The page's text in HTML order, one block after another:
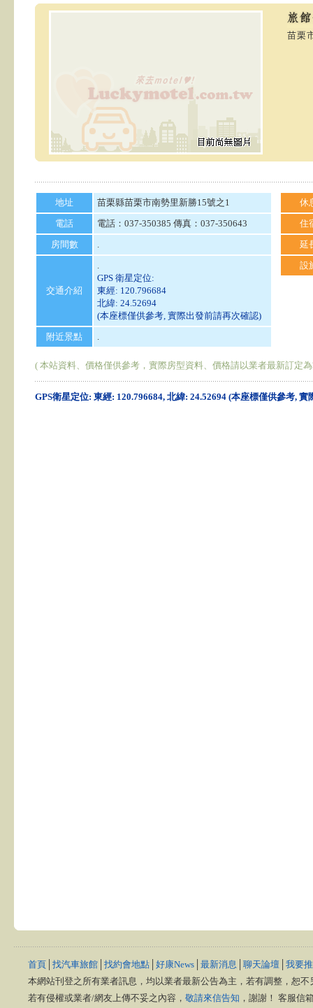
苗栗
地址
苗栗縣苗栗市南勢里新勝15號之1
電話
電話：037-350385 傳真：037-350643
房間數
.
交通介紹
.
GPS 衛星定位:
東經: 120.796684
北緯: 24.52694
(本座標僅供參考, 實際出發前請再次確認)
附近景點
.
休
住
延
設
( 本站資料、價格僅供參考，實際房型資料、價格請以業者最新訂定
GPS衛星定位: 東經: 120.796684, 北緯: 24.52694 (本座標僅供參考,
首頁 找汽車旅館 找約會地點 好康News 最新消息 聊天論壇 我要
本網站刊登之所有業者訊息，均以業者最新公告為主，若有調整，恕
若有侵權或業者/網友上傳不妥之內容， 敬請來信告知 ，謝謝！ 客服信